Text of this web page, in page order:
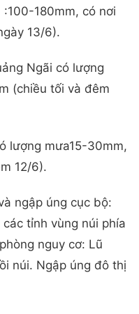
180mm, có nơi
13/6).
Ngãi có lượng
(chiều tối và đêm
lượng mưa15-30mm,
12/6).
ngập úng cục bộ:
tỉnh vùng núi phía
nguy cơ: Lũ
núi. Ngập úng đô thị